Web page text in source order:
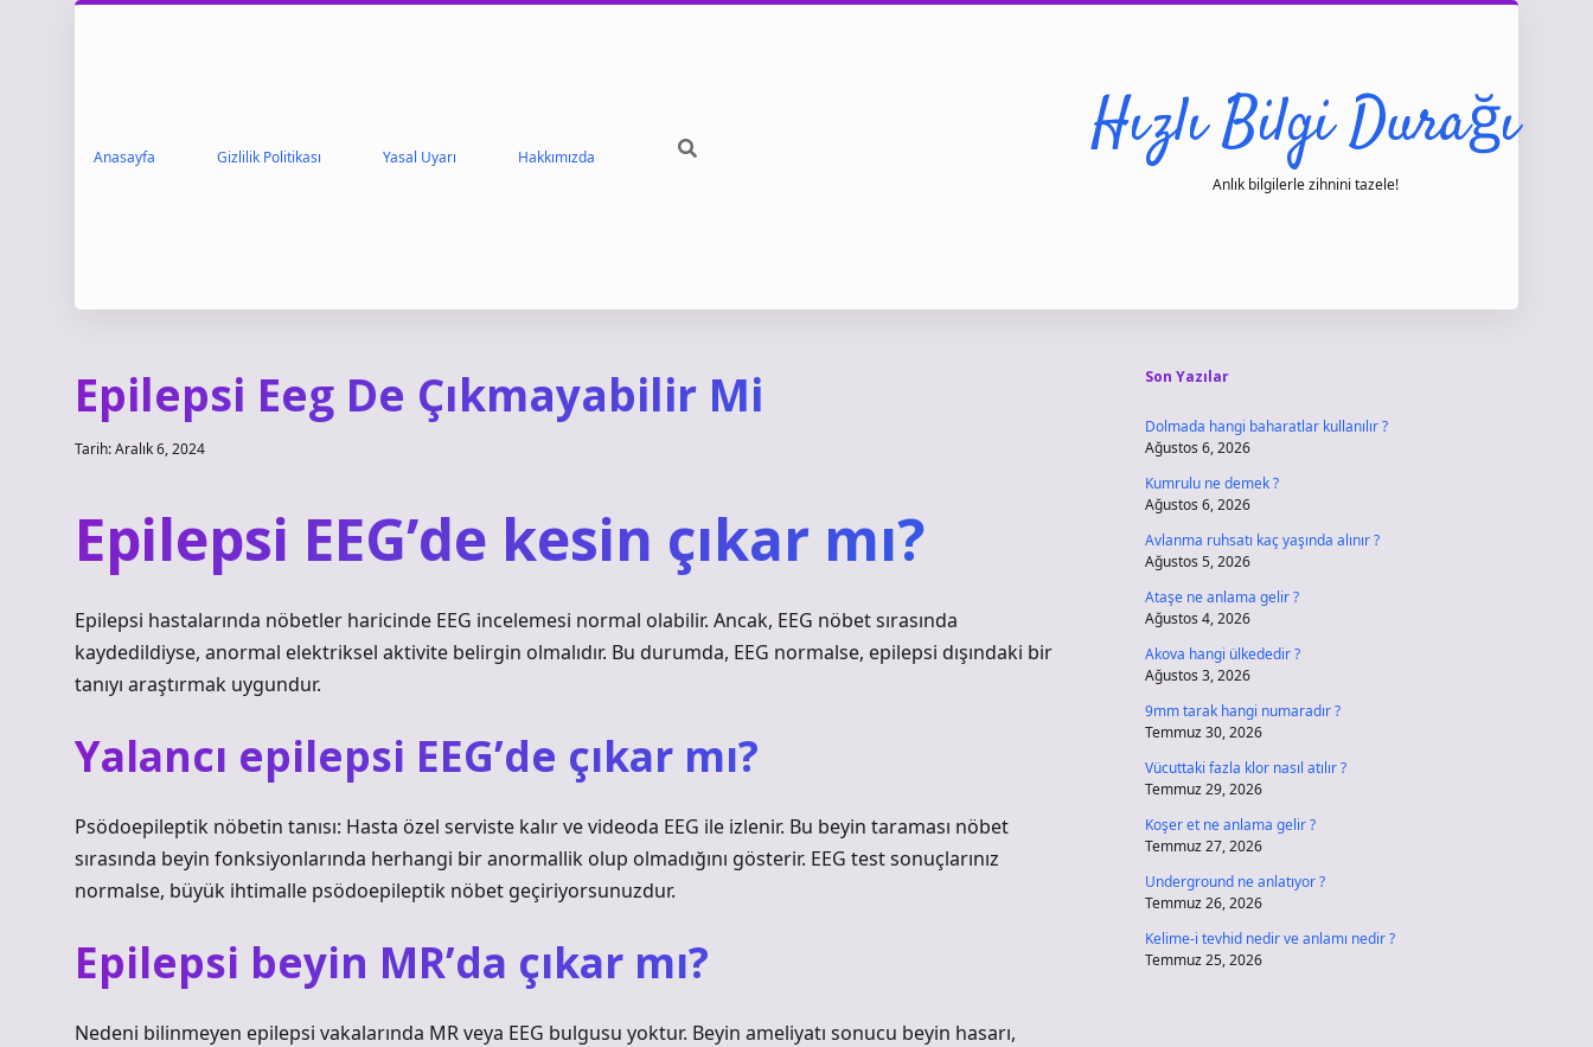
Anasayfa Gizlilik Politikası Yasal Uyarı Hakkımızda Hızlı Bilgi Durağı
Anlık bilgilerle zihnini tazele!
Epilepsi Eeg De Çıkmayabilir Mi
Tarih: Aralık 6, 2024
Epilepsi EEG’de kesin çıkar mı?
Epilepsi hastalarında nöbetler haricinde EEG incelemesi normal olabilir. Ancak, EEG nöbet sırasında
kaydedildiyse, anormal elektriksel aktivite belirgin olmalıdır. Bu durumda, EEG normalse, epilepsi dışındaki bir
tanıyı araştırmak uygundur.
Yalancı epilepsi EEG’de çıkar mı?
Psödoepileptik nöbetin tanısı: Hasta özel serviste kalır ve videoda EEG ile izlenir. Bu beyin taraması nöbet
sırasında beyin fonksiyonlarında herhangi bir anormallik olup olmadığını gösterir. EEG test sonuçlarınız
normalse, büyük ihtimalle psödoepileptik nöbet geçiriyorsunuzdur.
Epilepsi beyin MR’da çıkar mı?
Nedeni bilinmeyen epilepsi vakalarında MR veya EEG bulgusu yoktur. Beyin ameliyatı sonucu beyin hasarı,
Son Yazılar
Dolmada hangi baharatlar kullanılır ?
Ağustos 6, 2026
Kumrulu ne demek ?
Ağustos 6, 2026
Avlanma ruhsatı kaç yaşında alınır ?
Ağustos 5, 2026
Ataşe ne anlama gelir ?
Ağustos 4, 2026
Akova hangi ülkededir ?
Ağustos 3, 2026
9mm tarak hangi numaradır ?
Temmuz 30, 2026
Vücuttaki fazla klor nasıl atılır ?
Temmuz 29, 2026
Koşer et ne anlama gelir ?
Temmuz 27, 2026
Underground ne anlatıyor ?
Temmuz 26, 2026
Kelime-i tevhid nedir ve anlamı nedir ?
Temmuz 25, 2026